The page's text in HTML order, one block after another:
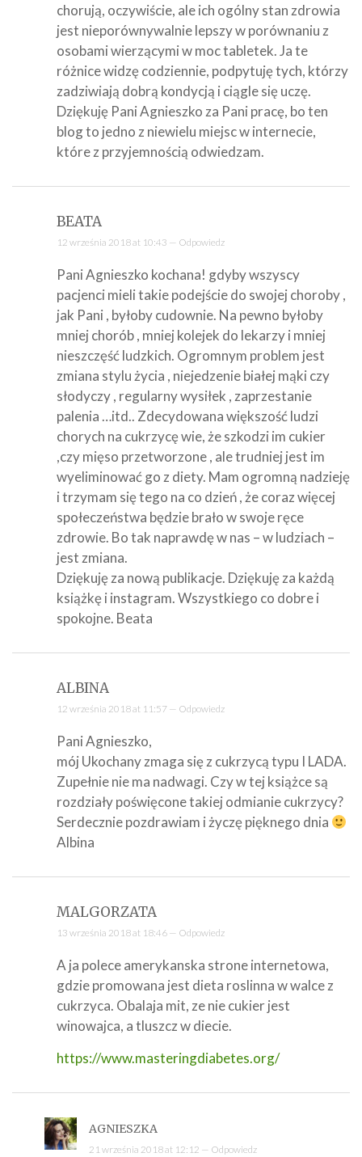
chorują, oczywiście, ale ich ogólny stan zdrowia
jest nieporównywalnie lepszy w porównaniu z
osobami wierzącymi w moc tabletek. Ja te
różnice widzę codziennie, podpytuję tych, którzy
zadziwiają dobrą kondycją i ciągle się uczę.
Dziękuję Pani Agnieszko za Pani pracę, bo ten
blog to jedno z niewielu miejsc w internecie,
które z przyjemnością odwiedzam.
BEATA
12 września 2018 at 10:43 — Odpowiedz
Pani Agnieszko kochana! gdyby wszyscy
pacjenci mieli takie podejście do swojej choroby ,
jak Pani , byłoby cudownie. Na pewno byłoby
mniej chorób , mniej kolejek do lekarzy i mniej
nieszczęść ludzkich. Ogromnym problem jest
zmiana stylu życia , niejedzenie białej mąki czy
słodyczy , regularny wysiłek , zaprzestanie
palenia …itd.. Zdecydowana większość ludzi
chorych na cukrzycę wie, że szkodzi im cukier
,czy mięso przetworzone , ale trudniej jest im
wyeliminować go z diety. Mam ogromną nadzieję
i trzymam się tego na co dzień , że coraz więcej
społeczeństwa będzie brało w swoje ręce
zdrowie. Bo tak naprawdę w nas – w ludziach –
jest zmiana.
Dziękuję za nową publikacje. Dziękuję za każdą
książkę i instagram. Wszystkiego co dobre i
spokojne. Beata
ALBINA
12 września 2018 at 11:57 — Odpowiedz
Pani Agnieszko,
mój Ukochany zmaga się z cukrzycą typu I LADA.
Zupełnie nie ma nadwagi. Czy w tej książce są
rozdziały poświęcone takiej odmianie cukrzycy?
Serdecznie pozdrawiam i życzę pięknego dnia
Albina
MALGORZATA
13 września 2018 at 18:46 — Odpowiedz
A ja polece amerykanska strone internetowa,
gdzie promowana jest dieta roslinna w walce z
cukrzyca. Obalaja mit, ze nie cukier jest
winowajca, a tluszcz w diecie.
https://www.masteringdiabetes.org/
AGNIESZKA
21 września 2018 at 12:12 — Odpowiedz